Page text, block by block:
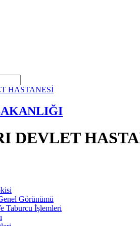
DEVLET
Görünümü
Taburcu İşlemleri